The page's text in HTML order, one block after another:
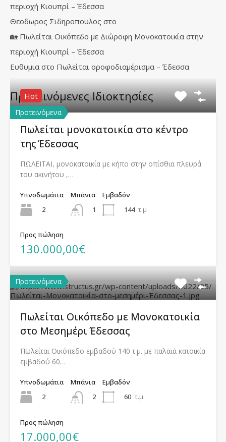
περιοχή Κιουπρί – Έδεσσα
Θεοδωρος Σιδηροπουλος στο
🏡 Πωλείται Οικόπεδο με Διώροφη Μονοκατοικία στην
περιοχή Κιουπρί – Έδεσσα
Ευθυμια στο Πωλείται οροφοδιαμέρισμα – Έδεσσα
Προτεινόμενες Iδιοκτησίες
Προτεινόμενα
Hot
Πωλείται μονοκατοικία στο κέντρο
της Έδεσσας
ΠΩΛΕΙΤΑΙ, μονοκατοικία με κήπο στην οπίσθια πλευρά
του ακινήτου ,…
Υπνοδωμάτια
2
Μπάνια
1
Εμβαδόν
144 τ.μ
Προς πώληση
130.000,00€
Προτεινόμενα
Πωλείται Οικόπεδο με Μονοκατοικία
στο Μεσημέρι Έδεσσας
Πωλείται Οικόπεδο εμβαδού 140 τ.μ. με παλαιά κατοικία
εμβαδού 60…
Υπνοδωμάτια
2
Μπάνια
2
Εμβαδόν
60 τ.μ.
Προς πώληση
17.000,00€